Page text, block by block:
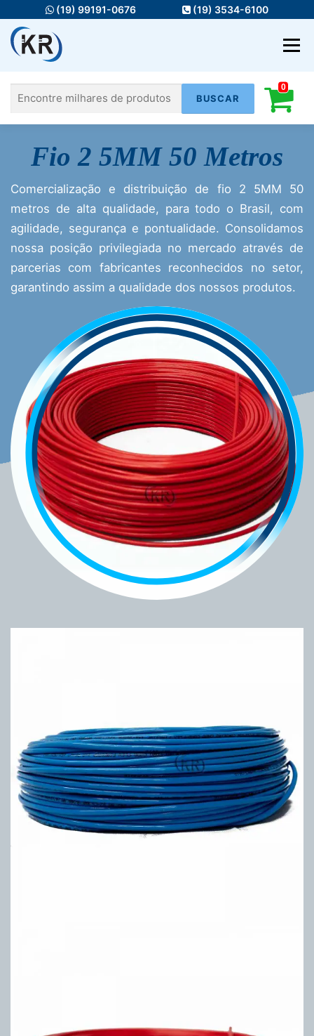
conteúdo
(19) 99191-0676 (19) 3534-6100
Menu
HOME MATERIAIS ELÉTRICOS
FIOS E CABOS ILUMINAÇÃO
AUTOMAÇÃO INFRA SERVIÇOS
Pesquisar
0
Fio 2 5MM 50 Metros
Comercialização e distribuição de fio 2 5MM 50
metros de alta qualidade, para todo o Brasil, com
agilidade, segurança e pontualidade. Consolidamos
nossa posição privilegiada no mercado através de
parcerias com fabricantes reconhecidos no setor,
garantindo assim a qualidade dos nossos produtos.